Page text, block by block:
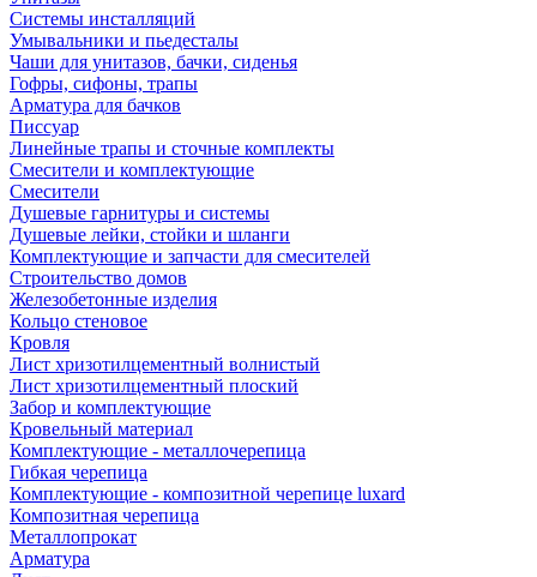
Системы инсталляций
Умывальники и пьедесталы
Чаши для унитазов, бачки, сиденья
Гофры, сифоны, трапы
Арматура для бачков
Писсуар
Линейные трапы и сточные комплекты
Смесители и комплектующие
Смесители
Душевые гарнитуры и системы
Душевые лейки, стойки и шланги
Комплектующие и запчасти для смесителей
Строительство домов
Железобетонные изделия
Кольцо стеновое
Кровля
Лист хризотилцементный волнистый
Лист хризотилцементный плоский
Забор и комплектующие
Кровельный материал
Комплектующие - металлочерепица
Гибкая черепица
Комплектующие - композитной черепице luxard
Композитная черепица
Металлопрокат
Арматура